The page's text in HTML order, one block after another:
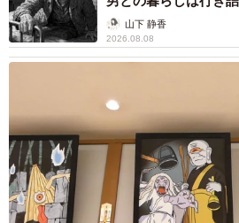
から】山下 静香
2026.08.08